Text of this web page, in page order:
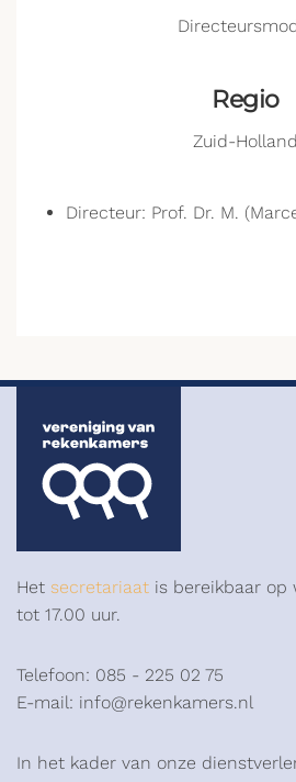
Regio
Zuid-Holland
Directeur: Prof. Dr. M.
Het secretariaat is bereikbaar op
tot 17.00 uur.
Telefoon: 085 - 225 02 75
E-mail: info@rekenkamers.nl
In het kader van onze